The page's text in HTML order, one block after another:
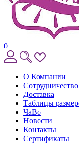
0
О Компании
Сотрудничество
Доставка
Таблицы
ЧаВо
Новости
Контакты
Сертификаты